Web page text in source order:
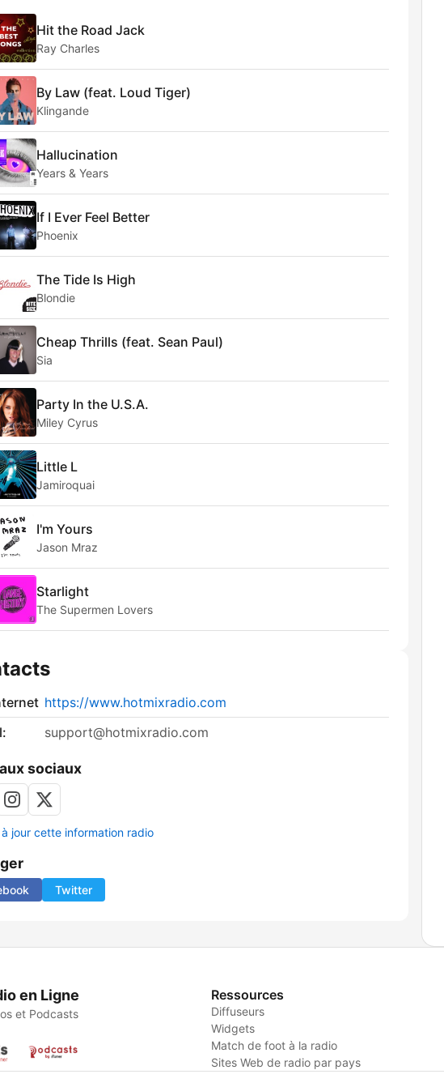
Hit the Road Jack
Ray Charles
By Law (feat. Loud Tiger)
Klingande
Hallucination
Years & Years
If I Ever Feel Better
Phoenix
The Tide Is High
Blondie
Cheap Thrills (feat. Sean Paul)
Sia
Party In the U.S.A.
Miley Cyrus
Little L
Jamiroquai
I'm Yours
Jason Mraz
Starlight
The Supermen Lovers
https://www.hotmixradio.com
support@hotmixradio.com
sociaux
jour cette information radio
Twitter
en Ligne
et Podcasts
Ressources
Diffuseurs
Widgets
Match de foot à la radio
Sites Web de radio par pays